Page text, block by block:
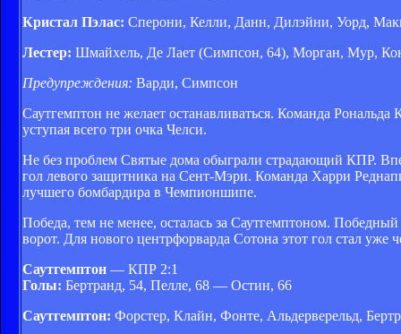
Кристал Пэлас: Сперони, Келли, Данн, Дилэйни, Уорд,
Лестер: Шмайхель, Де Лает (Симпсон, 64), Морган, Мур,
Предупреждения: Варди, Симпсон
Саутгемптон не желает останавливаться. Команда
уступая всего три очка Челси.
Не без проблем Святые дома обыграли страдающий КПР.
гол левого защитника на Сент-Мэри. Команда Харри
лучшего бомбардира в Чемпионшипе.
Победа, тем не менее, осталась за Саутгемптоном.
ворот. Для нового центрфорварда Сотона этот гол стал уже
Саутгемптон — КПР 2:1
Голы: Бертранд, 54, Пелле, 68 — Остин, 66
Саутгемптон: Форстер, Клайн, Фонте, Альдерверельд,